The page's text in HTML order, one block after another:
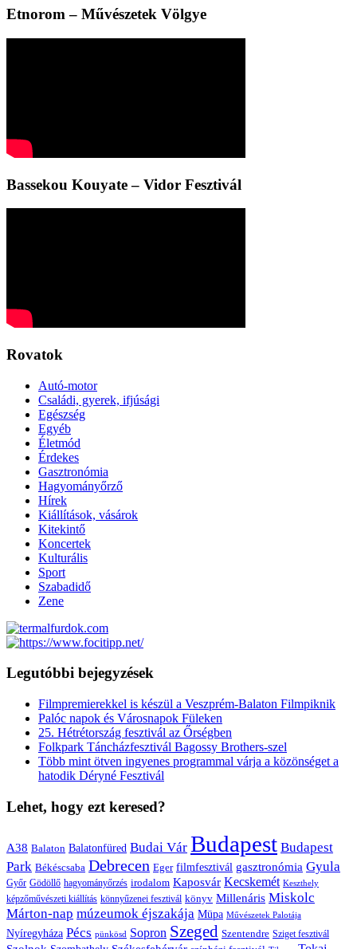
Etnorom – Művészetek Völgye
Bassekou Kouyate – Vidor Fesztivál
Rovatok
Autó-motor
Családi, gyerek, ifjúsági
Egészség
Egyéb
Életmód
Érdekes
Gasztronómia
Hagyományőrző
Hírek
Kiállítások, vásárok
Kitekintő
Koncertek
Kulturális
Sport
Szabadidő
Zene
Legutóbbi bejegyzések
Filmpremierekkel is készül a Veszprém-Balaton Filmpiknik
Palóc napok és Városnapok Füleken
25. Hétrétország fesztivál az Őrségben
Folkpark Táncházfesztivál Bagossy Brothers-szel
Több mint ötven ingyenes programmal várja a közönséget a
hatodik Déryné Fesztivál
Lehet, hogy ezt keresed?
A38 Balaton Balatonfüred Budai Vár Budapest Budapest
Park Békéscsaba Debrecen Eger filmfesztivál gasztronómia Gyula
Győr Gödöllő hagyományőrzés irodalom Kaposvár Kecskemét Keszthely
képzőművészeti kiállítás könnyűzenei fesztivál könyv Millenáris Miskolc
Márton-nap múzeumok éjszakája Müpa Művészetek Palotája
Nyíregyháza Pécs pünkösd Sopron Szeged Szentendre Sziget fesztivál